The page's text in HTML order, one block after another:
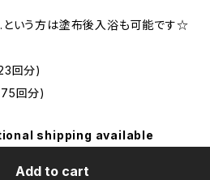
という方は塗布後入浴も可能です☆
回分)
回分)
shipping available
Add to cart